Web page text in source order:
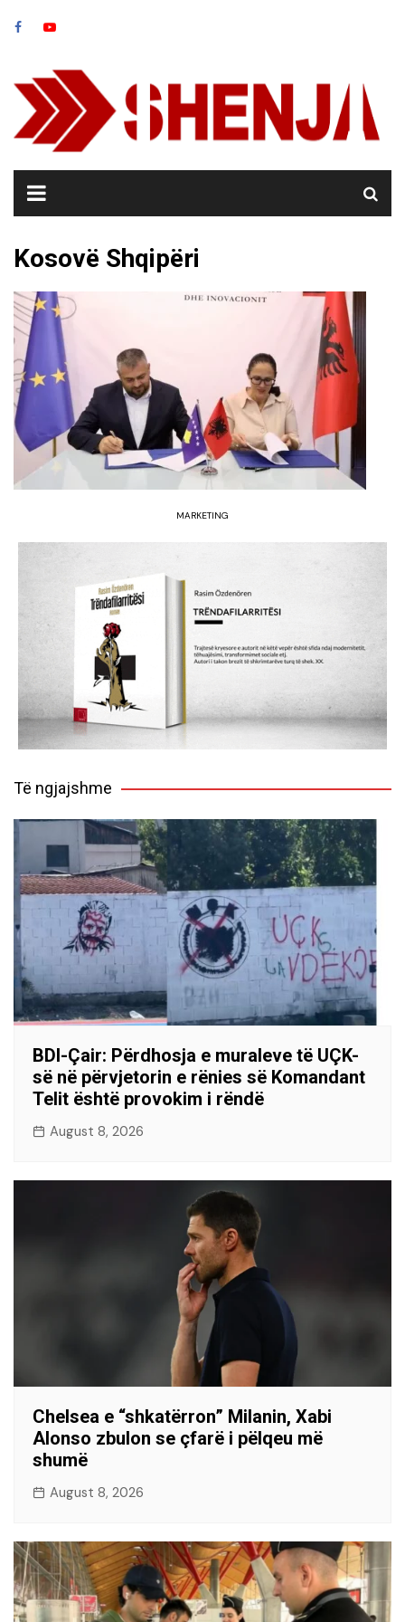
Kosovë Shqipëri
MARKETING
Të ngjajshme
BDI-Çair: Përdhosja e muraleve të UÇK-
së në përvjetorin e rënies së Komandant
Telit është provokim i rëndë
August 8, 2026
Chelsea e “shkatërron” Milanin, Xabi
Alonso zbulon se çfarë i pëlqeu më
shumë
August 8, 2026